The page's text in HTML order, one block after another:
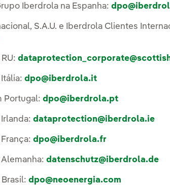
Iberdrola na Espanha:
S.A.U. e Iberdrola Clientes
RU:
Itália:dpo@iberdrola.it
Portugal:dpo@iberdrola.pt
Irlanda:dataprotection@iberdrola.ie
França:dpo@iberdrola.fr
Alemanha:datenschutz@iberdrola.de
Brasil:dpo@neoenergia.com